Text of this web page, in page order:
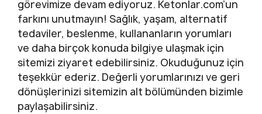
görevimize devam ediyoruz. Ketonlar.com’un
farkını unutmayın! Sağlık, yaşam, alternatif
tedaviler, beslenme, kullananların yorumları
ve daha birçok konuda bilgiye ulaşmak için
sitemizi ziyaret edebilirsiniz. Okuduğunuz için
teşekkür ederiz. Değerli yorumlarınızı ve geri
dönüşlerinizi sitemizin alt bölümünden bizimle
paylaşabilirsiniz.